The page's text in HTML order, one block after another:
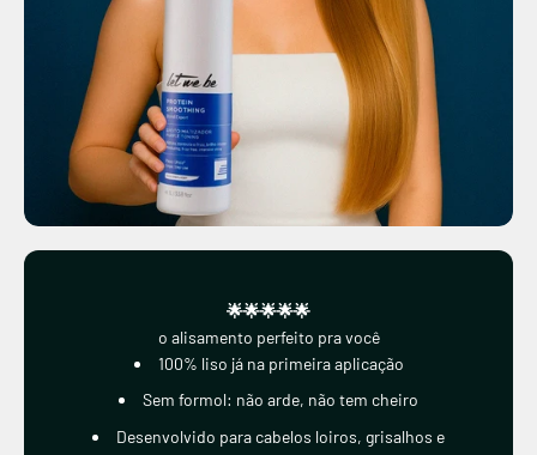
🌟🌟🌟🌟🌟
o alisamento perfeito pra você
100% liso já na primeira aplicação
Sem formol: não arde, não tem cheiro
Desenvolvido para cabelos loiros, grisalhos e